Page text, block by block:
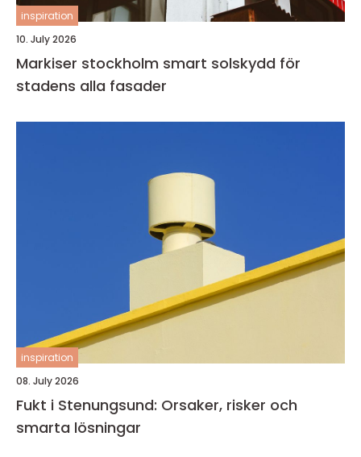
inspiration
10. July 2026
Markiser stockholm smart solskydd för
stadens alla fasader
inspiration
08. July 2026
Fukt i Stenungsund: Orsaker, risker och
smarta lösningar